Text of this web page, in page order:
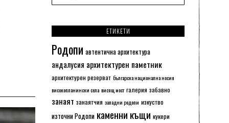
ЕТИКЕТИ
Родопи автентична архитектура
андалусия архитектурен паметник
архитектурен резерват българска национална носия
високопланински села висящ мост галерия забавно
занаят занаятчия западни родопи изкуство
източни Родопи каменни къщи кукери